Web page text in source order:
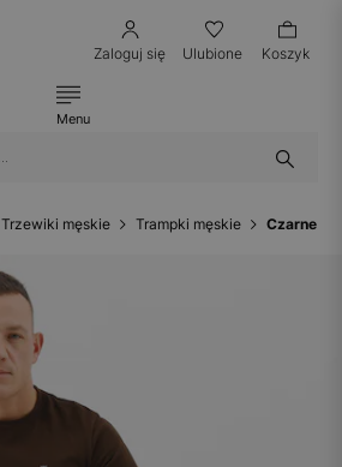
Zaloguj się Ulubione Koszyk
Menu
Trzewiki męskie Trampki męskie Czarne